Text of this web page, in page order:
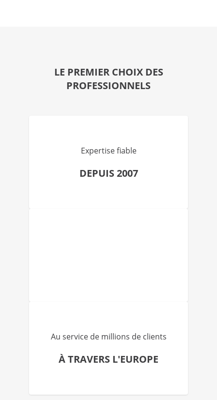
LE PREMIER CHOIX DES
PROFESSIONNELS
Expertise fiable
DEPUIS 2007
Au service de millions de clients
À TRAVERS L'EUROPE